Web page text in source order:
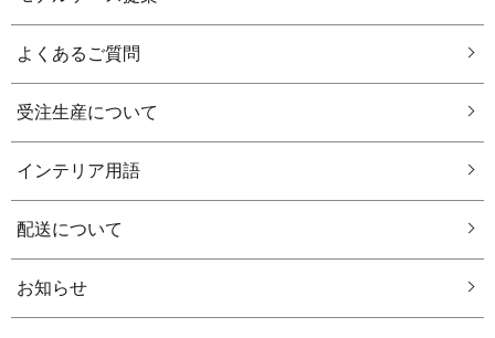
よくあるご質問
受注生産について
インテリア用語
配送について
お知らせ